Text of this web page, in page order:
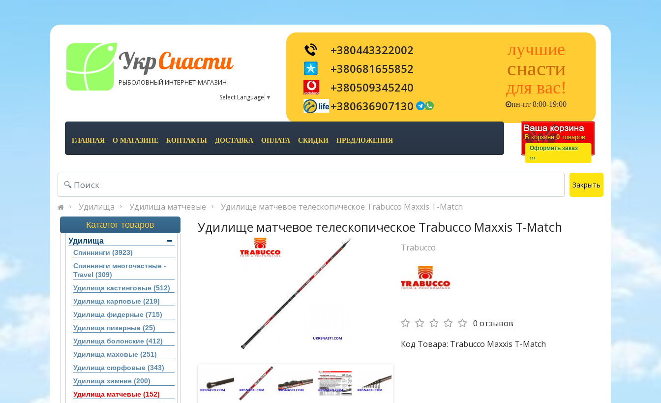
УкрСнасти
РЫБОЛОВНЫЙ ИНТЕРНЕТ-МАГАЗИН
Select Language ▼
+380443322002
+380681655852
+380509345240
+380636907130
лучшие
снасти
для вас!
пн-пт 8:00-19:00
ГЛАВНАЯ О МАГАЗИНЕ КОНТАКТЫ ДОСТАВКА ОПЛАТА СКИДКИ ПРЕДЛОЖЕНИЯ В корзине 0 товаров
Оформить заказ
›››
Закрыть
Удилища Удилища матчевые Удилище матчевое телескопическое Trabucco Maxxis T-Match
Каталог товаров
Удилища
Спиннинги (3923)
Спиннинги многочастные -
Travel (309)
Удилища кастинговые (512)
Удилища карповые (219)
Удилища фидерные (715)
Удилища пикерные (25)
Удилища болонские (412)
Удилища маховые (251)
Удилища сюрфовые (343)
Удилища зимние (200)
Удилища матчевые (152)
Удилище матчевое телескопическое Trabucco Maxxis T-Match
Trabucco
0 отзывов
Код Товара: Trabucco Maxxis T-Match